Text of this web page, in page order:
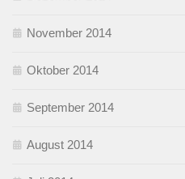
November 2014
Oktober 2014
September 2014
August 2014